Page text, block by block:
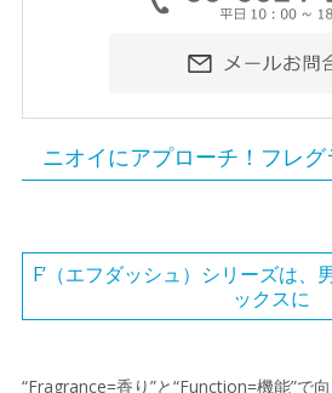
ニオイにアプローチ！フレ
F’（エフダッシュ）シリーズは、
ックスに
“Fragrance=香り”と“Function=機能”で